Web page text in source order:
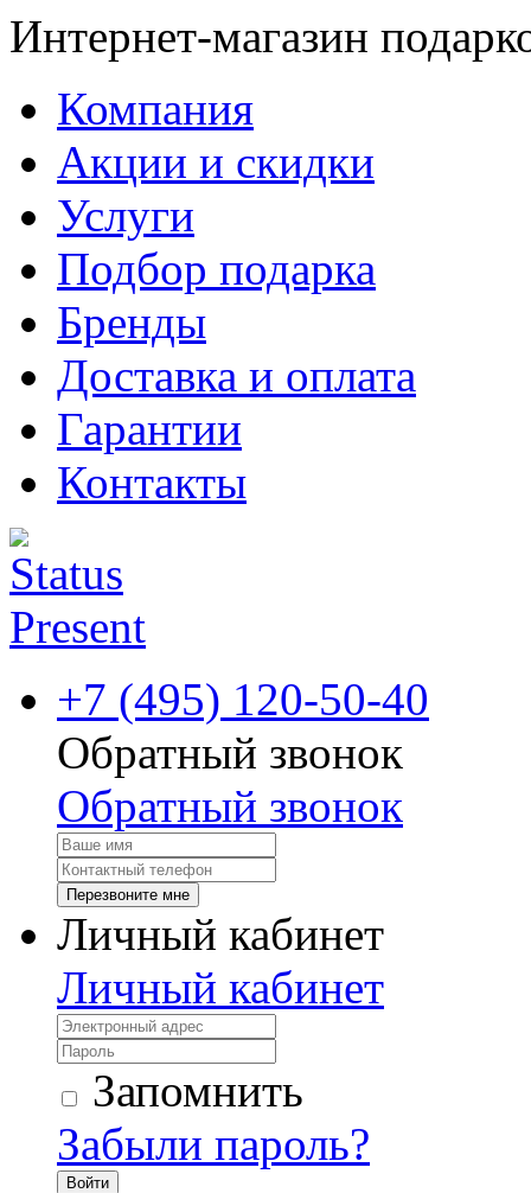
Интернет-магазин
Компания
Акции и скидки
Услуги
Подбор подарка
Бренды
Доставка и оплата
Гарантии
Контакты
+7 (495) 120-50-40
Обратный звонок
Обратный звонок
Перезвоните мне
Личный кабинет
Личный кабинет
Запомнить
Забыли пароль?
Войти